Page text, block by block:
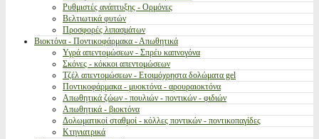
Ρυθμιστές ανάπτυξης - Ορμόνες
Βελτιωτικά φυτών
Προσφορές λιπασμάτων
Βιοκτόνα - Ποντικοφάρμακα - Απωθητικά
Υγρά απεντομώσεων - Σπρέυ καπνογόνα
Σκόνες - κόκκοι απεντομώσεων
Τζέλ απεντομώσεων - Ετοιμόχρηστα δολώματα gel
Ποντικοφάρμακα - μυοκτόνα - αρουραιοκτόνα
Απωθητικά ζώων - πουλιών - ποντικών - φιδιών
Απωθητικά - βιοκτόνα
Δολωματικοί σταθμοί - κόλλες ποντικών - ποντικοπαγίδες
Κτηνιατρικά